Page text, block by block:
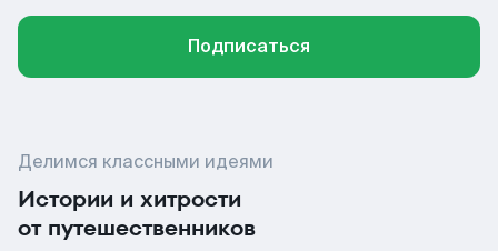
Подписаться
Делимся классными идеями
Истории и хитрости
от путешественников